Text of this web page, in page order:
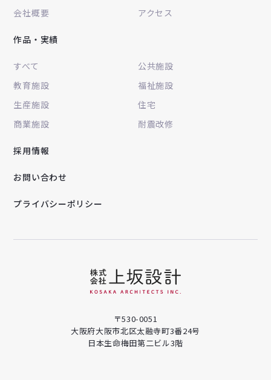
〒530-0051
大阪府大阪市北区太融寺町3番24号
日本生命梅田第二ビル3階
会社概要
アクセス
作品・実績
すべて
公共施設
教育施設
福祉施設
生産施設
住宅
商業施設
耐震改修
採用情報
お問い合わせ
プライバシーポリシー